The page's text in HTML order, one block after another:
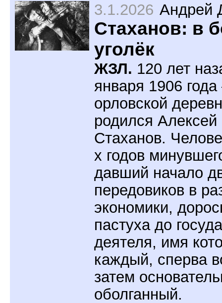
3.1.2026 Андрей
Стаханов: в
уголёк
ЖЗЛ. 120 лет
января 1906 года
орловской
родился Алексей
Стаханов.
х годов
давший начало
передовиков в
экономики,
пастуха до
деятеля, имя
каждый, сперва
затем
оболганный.